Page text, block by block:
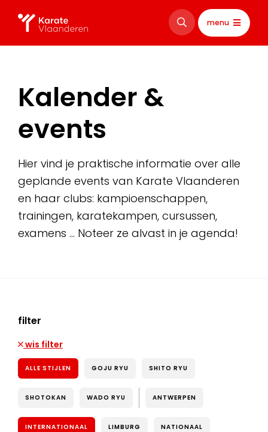
menu
Kalender &
events
Hier vind je praktische informatie over alle
geplande events van Karate Vlaanderen
en haar clubs: kampioenschappen,
trainingen, karatekampen, cursussen,
examens … Noteer ze alvast in je agenda!
filter
wis filter
ALLE STIJLEN GOJU RYU SHITO RYU
SHOTOKAN WADO RYU ANTWERPEN
INTERNATIONAAL LIMBURG NATIONAAL